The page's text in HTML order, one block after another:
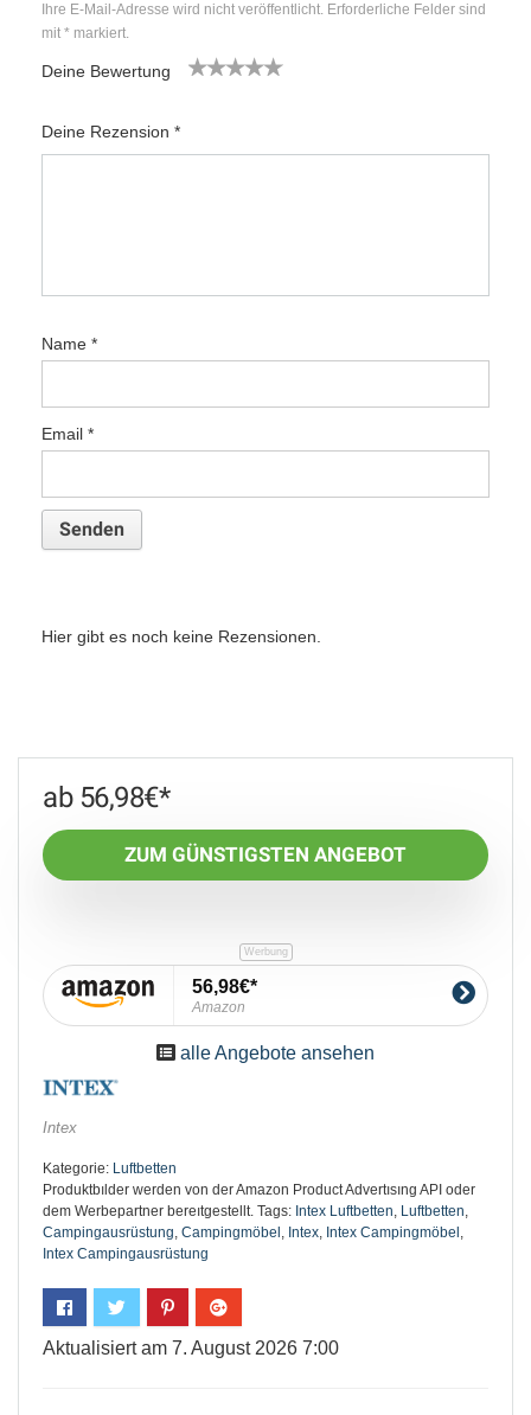
Ihre E-Mail-Adresse wird nicht veröffentlicht. Erforderliche Felder sind
mit * markiert.
Deine Bewertung
Deine Rezension *
Name *
Email *
Hier gibt es noch keine Rezensionen.
56,98€
ZUM GÜNSTIGSTEN ANGEBOT
56,98€
Amazon
alle Angebote ansehen
Intex
Kategorie: Luftbetten
Produktbılder werden von der Amazon Product Advertısıng API oder
dem Werbepartner bereıtgestellt. Tags: Intex Luftbetten, Luftbetten,
Campingausrüstung, Campingmöbel , Intex, Intex Campingmöbel ,
Intex Campingausrüstung
Aktualisiert am 7. August 2026 7:00